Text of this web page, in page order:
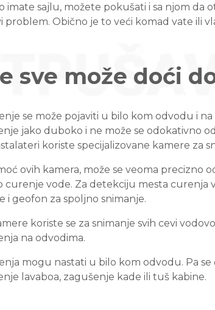
imate sajlu, možete pokušati i sa njom
problem. Obično je to veći komad vate ili
sve može doći
se može pojaviti u bilo kom odvodu i
jako duboko i ne može se odokativno
koriste specijalizovane kamere za
ovih kamera, može se veoma precizno
curenje vode. Za detekciju mesta curenja
i geofon za spoljno snimanje.
koriste se za snimanje svih cevi
na odvodima.
mogu nastati u bilo kom odvodu. Pa
lavaboa, zagušenje kade ili tuš kabine.